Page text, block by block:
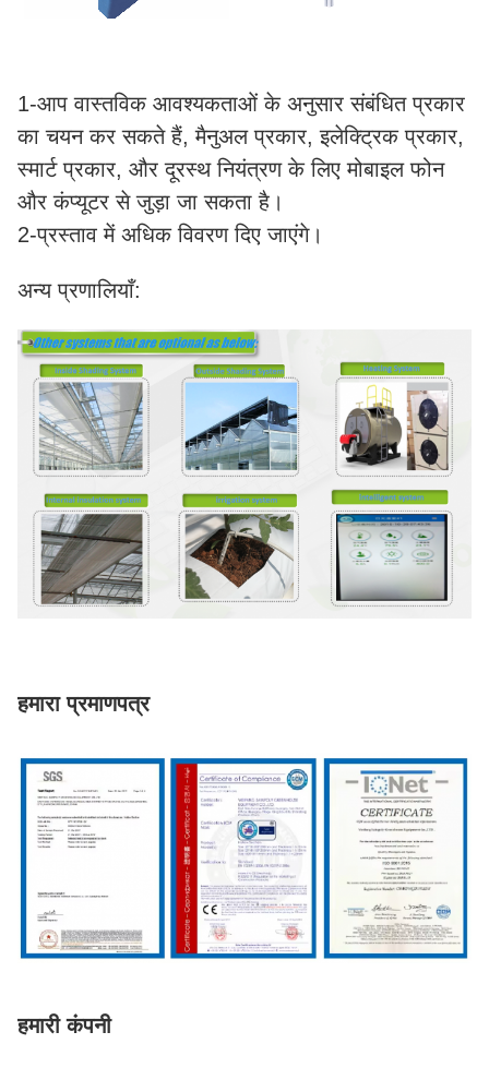
1-आप वास्तविक आवश्यकताओं के अनुसार संबंधित प्रकार
का चयन कर सकते हैं, मैनुअल प्रकार, इलेक्ट्रिक प्रकार,
स्मार्ट प्रकार, और दूरस्थ नियंत्रण के लिए मोबाइल फोन
और कंप्यूटर से जुड़ा जा सकता है।
2-प्रस्ताव में अधिक विवरण दिए जाएंगे।
अन्य प्रणालियाँ:
हमारा प्रमाणपत्र
हमारी कंपनी